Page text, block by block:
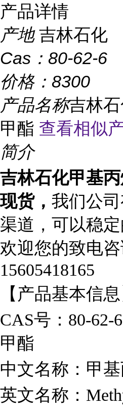
产品详情
产地 吉林石化
Cas： 80-62-6
价格： 8300
产品名称吉林
甲酯 查看相似
简介
吉林石化甲基
现货， 我们公
渠道，可以稳定
欢迎您的致电咨
15605418165
【产品基本信息
CAS号：80-62-
甲酯
中文名称：甲
英文名称：